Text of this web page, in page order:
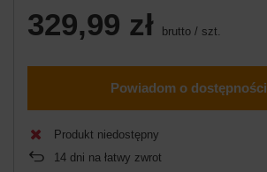
329,99 zł brutto / szt.
Powiadom o dostępności
Produkt niedostępny
14 dni na łatwy zwrot